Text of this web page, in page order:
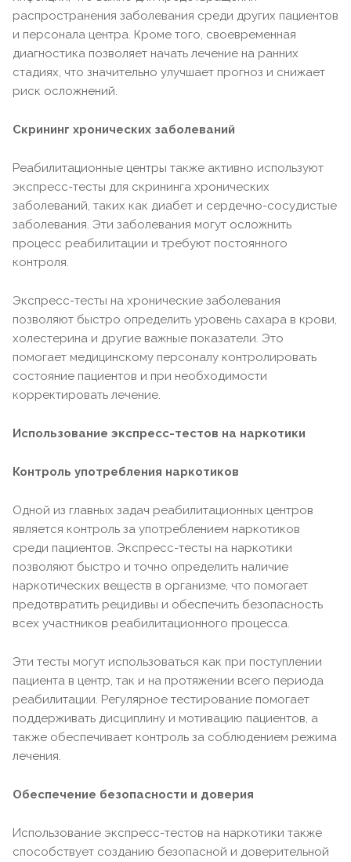
распространения заболевания среди других пациентов
и персонала центра. Кроме того, своевременная
диагностика позволяет начать лечение на ранних
стадиях, что значительно улучшает прогноз и снижает
риск осложнений.
Скрининг хронических заболеваний
Реабилитационные центры также активно используют
экспресс-тесты для скрининга хронических
заболеваний, таких как диабет и сердечно-сосудистые
заболевания. Эти заболевания могут осложнить
процесс реабилитации и требуют постоянного
контроля.
Экспресс-тесты на хронические заболевания
позволяют быстро определить уровень сахара в крови,
холестерина и другие важные показатели. Это
помогает медицинскому персоналу контролировать
состояние пациентов и при необходимости
корректировать лечение.
Использование экспресс-тестов на наркотики
Контроль употребления наркотиков
Одной из главных задач реабилитационных центров
является контроль за употреблением наркотиков
среди пациентов. Экспресс-тесты на наркотики
позволяют быстро и точно определить наличие
наркотических веществ в организме, что помогает
предотвратить рецидивы и обеспечить безопасность
всех участников реабилитационного процесса.
Эти тесты могут использоваться как при поступлении
пациента в центр, так и на протяжении всего периода
реабилитации. Регулярное тестирование помогает
поддерживать дисциплину и мотивацию пациентов, а
также обеспечивает контроль за соблюдением режима
лечения.
Обеспечение безопасности и доверия
Использование экспресс-тестов на наркотики также
способствует созданию безопасной и доверительной